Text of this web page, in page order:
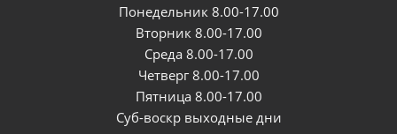
Понедельник 8.00-17.00
Вторник 8.00-17.00
Среда 8.00-17.00
Четверг 8.00-17.00
Пятница 8.00-17.00
Суб-воскр выходные дни